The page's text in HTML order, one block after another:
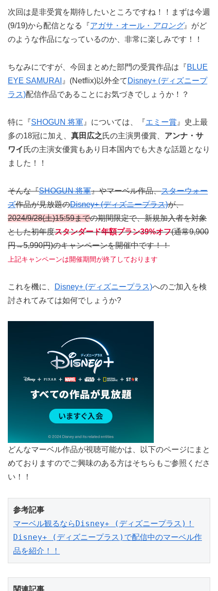
次回は是非受賞を期待したいところですね！！まずは今週
(9/19)から配信となる『 アガサ・オール・ アロング』がど
のような作品になっているのか、非常に楽しみです！！
ちなみにですが、今回まとめた部門の受賞作品は『BLUE
EYE SAMURAI 』(Netflix)以外全て Disney+ (ディズニープ
ラス)配信作品であることにお気づきでしょうか！？
特に『SHOGUN 将軍 』については、『エミー賞 』史上最
多の18冠に加え、 真田広之氏の主演男優賞、 アンナ・サ
ワイ 氏の主演女優賞もあり日本国内でも大きな話題となり
ました！！
そんな『SHOGUN 将軍』やマーベル作品、スターウォー
ズ作品が見放題のDisney+ (ディズニープラス)が、
2024/9/28(土)15:59までの期間限定で、新規加入者を対象
とした初年度スタンダード年額プラン39%オフ(通常9,900
円→5,990円)のキャンペーンを開催中です！！
上記キャンペーンは開催期間が終了しております
これを機に、 Disney+ (ディズニープラス)へのご加入を検
討されてみては如何でしょうか?
どんなマーベル作品が視聴可能かは、以下のページにまと
めておりますのでご興味のある方はそちらもご参照くださ
い！！
参考記事
マーベル観るならDisney+ (ディズニープラス)！
Disney+ (ディズニープラス)で配信中のマーベル作
品を紹介！！